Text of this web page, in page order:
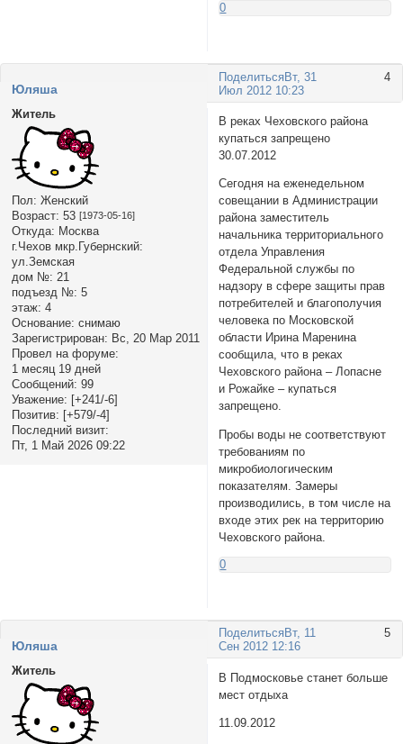
0
Поделиться 4
Вт, 31
Июл 2012 10:23
Юляша
Житель
Пол: Женский
Возраст: 53 [1973-05-16]
Откуда: Москва
г.Чехов мкр.Губернский:
ул.Земская
дом №: 21
подъезд №: 5
этаж: 4
Основание: снимаю
Зарегистрирован: Вс, 20 Мар 2011
Провел на форуме:
1 месяц 19 дней
Сообщений: 99
Уважение: [+241/-6]
Позитив: [+579/-4]
Последний визит:
Пт, 1 Май 2026 09:22
В реках Чеховского района
купаться запрещено
30.07.2012
Сегодня на еженедельном
совещании в Администрации
района заместитель
начальника территориального
отдела Управления
Федеральной службы по
надзору в сфере защиты прав
потребителей и благополучия
человека по Московской
области Ирина Маренина
сообщила, что в реках
Чеховского района – Лопасне
и Рожайке – купаться
запрещено.
Пробы воды не соответствуют
требованиям по
микробиологическим
показателям. Замеры
производились, в том числе на
входе этих рек на территорию
Чеховского района.
0
Поделиться 5
Вт, 11
Сен 2012 12:16
Юляша
Житель
В Подмосковье станет больше
мест отдыха
11.09.2012